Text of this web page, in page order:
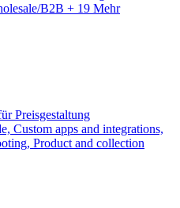
B2B + 19 Mehr
Preisgestaltung
Custom apps and integrations,
Product and collection